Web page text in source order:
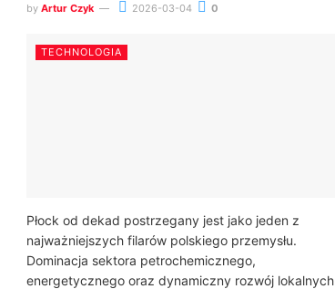
by Artur Czyk 2026-03-04 0
TECHNOLOGIA
Płock od dekad postrzegany jest jako jeden z
najważniejszych filarów polskiego przemysłu.
Dominacja sektora petrochemicznego,
energetycznego oraz dynamiczny rozwój lokalnych